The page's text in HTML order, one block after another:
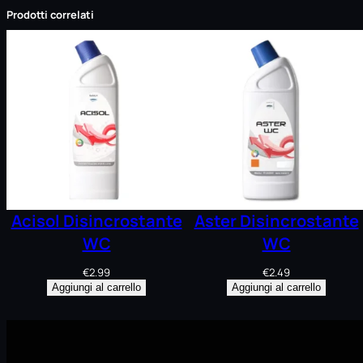
Prodotti correlati
Acisol Disincrostante
WC
€2.99
Aggiungi al carrello
Aster Disincrostante
WC
€2.49
Aggiungi al carrello